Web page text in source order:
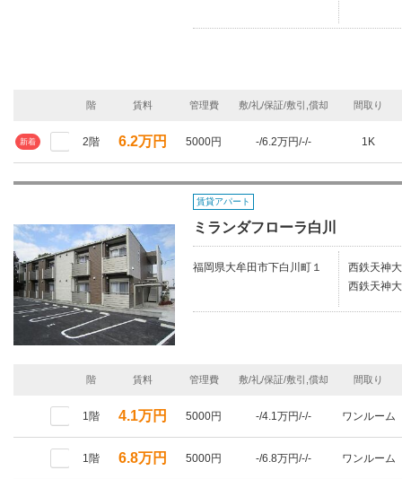
階 賃料 管理費 敷/礼/保証/敷引,償却 間取り
新着 2階 6.2万円 5000円 -/6.2万円/-/- 1K
賃貸アパート
ミランダフローラ白川
福岡県大牟田市下白川町１
西鉄天神
西鉄天神
階 賃料 管理費 敷/礼/保証/敷引,償却 間取り
1階 4.1万円 5000円 -/4.1万円/-/- ワンルーム
1階 6.8万円 5000円 -/6.8万円/-/- ワンルーム